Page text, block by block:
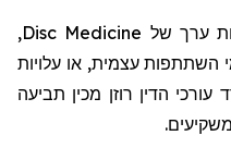
ערך של Disc Medicine
,
השתתפות עצמית, או עלויות
הדין רוזן מכין תביעה